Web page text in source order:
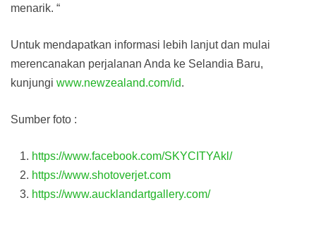
menarik. “
Untuk mendapatkan informasi lebih lanjut dan mulai
merencanakan perjalanan Anda ke Selandia Baru,
kunjungi www.newzealand.com/id.
Sumber foto :
https://www.facebook.com/SKYCITYAkl/
https://www.shotoverjet.com
https://www.aucklandartgallery.com/